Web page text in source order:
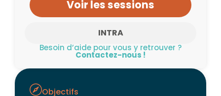
Objectifs
INTRA
Voir les sessions
Besoin d’aide pour vous y retrouver ?
Contactez-nous !